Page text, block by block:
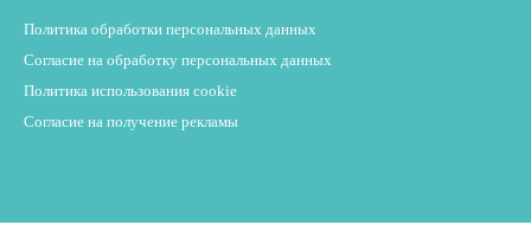
Политика обработки персональных данных
Согласие на обработку персональных данных
Политика использования cookie
Согласие на получение рекламы